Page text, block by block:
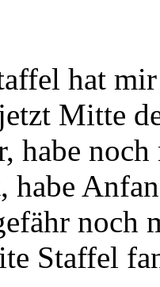
hat
Mitte
habe
habe
noch
Staffel